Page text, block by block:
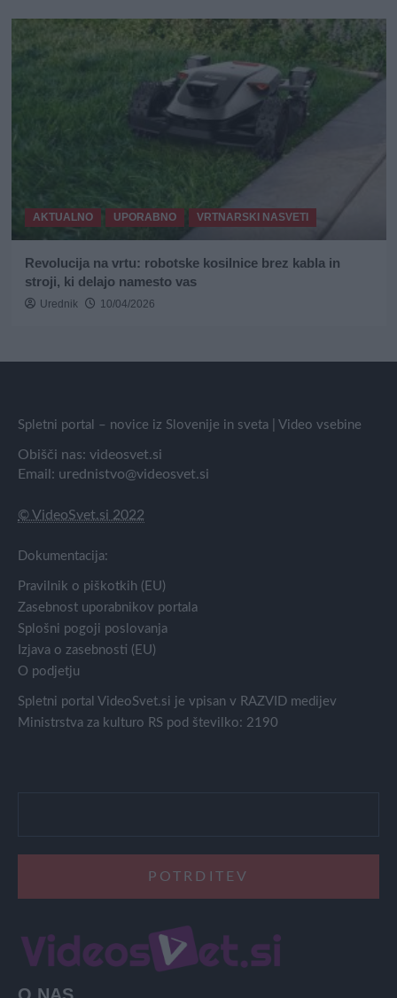
AKTUALNO UPORABNO VRTNARSKI NASVETI
Revolucija na vrtu: robotske kosilnice brez kabla in
stroji, ki delajo namesto vas
Urednik 10/04/2026
Spletni portal – novice iz Slovenije in sveta | Video vsebine
Obišči nas: videosvet.si
Email: urednistvo@videosvet.si
© VideoSvet.si 2022
Dokumentacija:
Pravilnik o piškotkih (EU)
Zasebnost uporabnikov portala
Splošni pogoji poslovanja
Izjava o zasebnosti (EU)
O podjetju
Spletni portal VideoSvet.si je vpisan v RAZVID medijev
Ministrstva za kulturo RS pod številko: 2190